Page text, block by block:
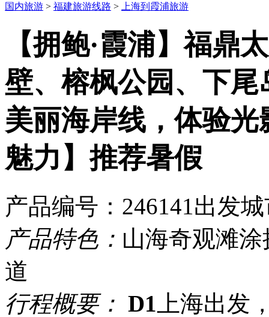
国内旅游 > 福建旅游线路 > 上海到霞浦旅游
【拥鲍·霞浦】福鼎
壁、榕枫公园、下
美丽海岸线，体验
魅力】推荐暑假
产品编号：246141出发
产品特色： 山海奇观滩涂
道
行程概要： D1 上海出发